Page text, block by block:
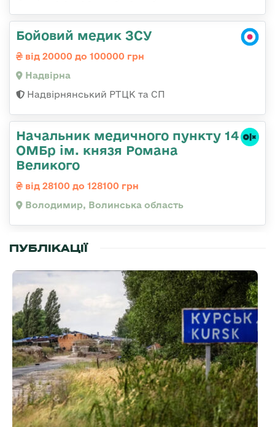
Бойовий медик ЗСУ
від 20000 до 100000 грн
Надвірна
Надвірнянський РТЦК та СП
Начальник медичного пункту 14
ОМБр ім. князя Романа
Великого
від 28100 до 128100 грн
Володимир, Волинська область
ПУБЛІКАЦІЇ